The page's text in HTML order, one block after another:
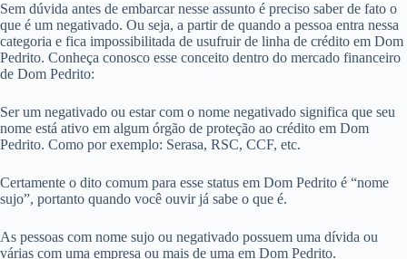
Sem dúvida antes de embarcar nesse assunto é preciso saber de fato o
que é um negativado. Ou seja, a partir de quando a pessoa entra nessa
categoria e fica impossibilitada de usufruir de linha de crédito em Dom
Pedrito. Conheça conosco esse conceito dentro do mercado financeiro
de Dom Pedrito:
Ser um negativado ou estar com o nome negativado significa que seu
nome está ativo em algum órgão de proteção ao crédito em Dom
Pedrito. Como por exemplo: Serasa, RSC, CCF, etc.
Certamente o dito comum para esse status em Dom Pedrito é “nome
sujo”, portanto quando você ouvir já sabe o que é.
As pessoas com nome sujo ou negativado possuem uma dívida ou
várias com uma empresa ou mais de uma em Dom Pedrito.